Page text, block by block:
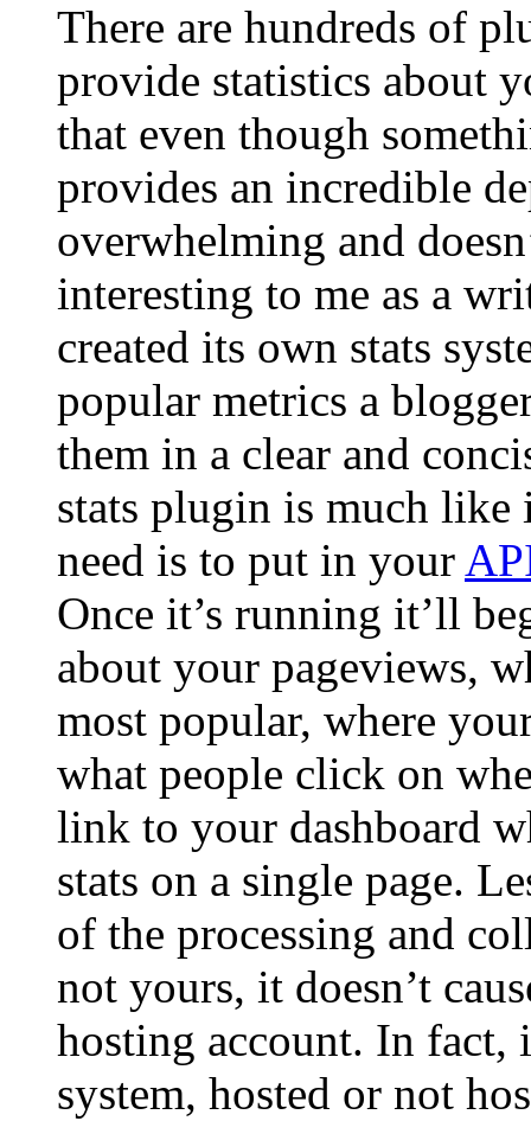
There are hundreds of
provide statistics about
that even though
provides an incredible
overwhelming and
interesting to me as a
created its own stats
popular metrics a
them in a clear and
stats plugin is much
need is to put in your
Once it’s running it’ll
about your pageviews,
most popular, where
what people click on
link to your dashboard
stats on a single page.
of the processing and
not yours, it doesn’t
hosting account. In fact,
system, hosted or not